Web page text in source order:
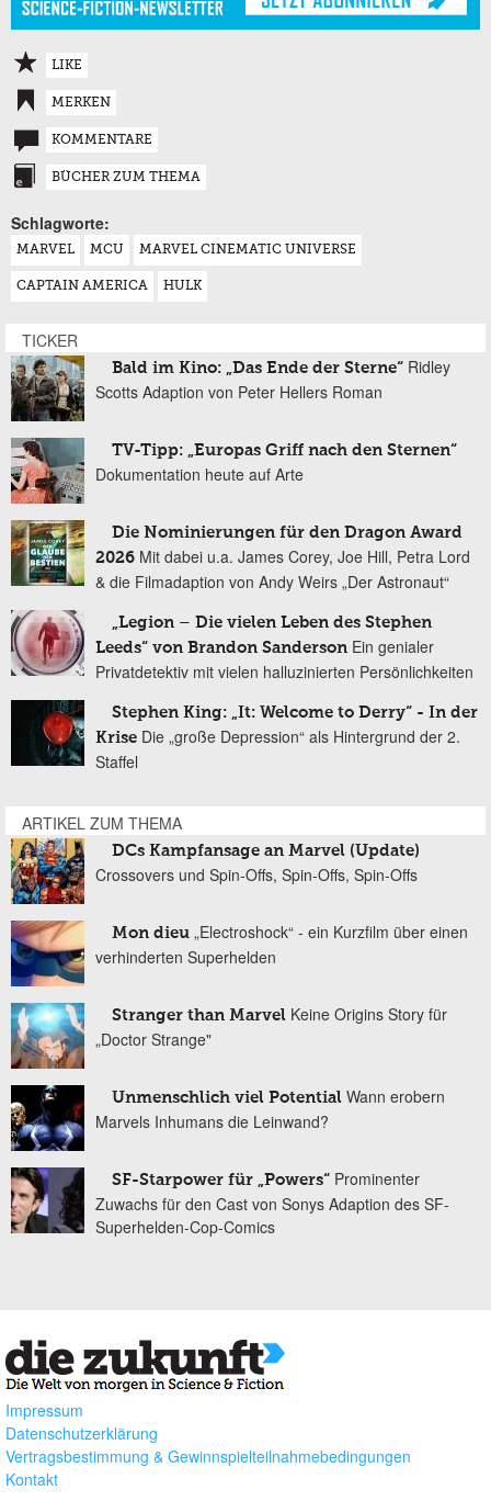
LIKE
MERKEN
KOMMENTARE
BÜCHER ZUM THEMA
Schlagworte:
MARVEL MCU MARVEL CINEMATIC UNIVERSE
CAPTAIN AMERICA HULK
TICKER
Bald im Kino: „Das Ende der Sterne“ Ridley
Scotts Adaption von Peter Hellers Roman
TV-Tipp: „Europas Griff nach den Sternen“
Dokumentation heute auf Arte
Die Nominierungen für den Dragon Award
2026 Mit dabei u.a. James Corey, Joe Hill, Petra Lord
& die Filmadaption von Andy Weirs „Der Astronaut“
„Legion – Die vielen Leben des Stephen
Leeds“ von Brandon Sanderson Ein genialer
Privatdetektiv mit vielen halluzinierten Persönlichkeiten
Stephen King: „It: Welcome to Derry“ - In der
Krise Die „große Depression“ als Hintergrund der 2.
Staffel
ARTIKEL ZUM THEMA
DCs Kampfansage an Marvel (Update)
Crossovers und Spin-Offs, Spin-Offs, Spin-Offs
Mon dieu „Electroshock“ - ein Kurzfilm über einen
verhinderten Superhelden
Stranger than Marvel Keine Origins Story für
„Doctor Strange"
Unmenschlich viel Potential Wann erobern
Marvels Inhumans die Leinwand?
SF-Starpower für „Powers“ Prominenter
Zuwachs für den Cast von Sonys Adaption des SF-
Superhelden-Cop-Comics
Impressum
Datenschutzerklärung
Vertragsbestimmung & Gewinnspielteilnahmebedingungen
Kontakt